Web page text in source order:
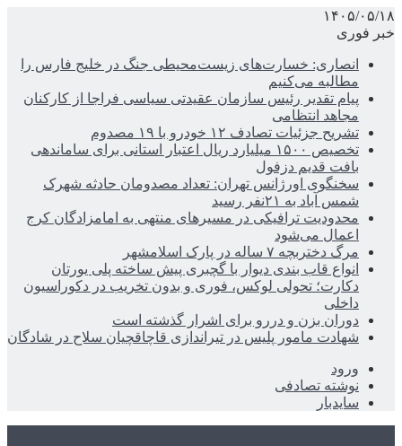
۱۴۰۵/۰۵/۱۸
خبر فوری
انصاری: خسارت‌های زیست‌محیطی جنگ در خلیج فارس را
مطالبه‌ می‌کنیم
پیام تقدیر رئیس سازمان عقیدتی سیاسی فراجا از کارکنان
مجاهد انتظامی
تشریح جزئیات تصادف ۱۲ خودرو با ۱۹ مصدوم
تخصیص ۱۵۰۰ میلیارد ریال اعتبار استانی برای ساماندهی
بافت قدیم دزفول
سخنگوی اورژانس تهران: تعداد مصدومان حادثه شهرک
شمس آباد به ۲۱نفر رسید
محدودیت ترافیکی در مسیرهای منتهی به امامزادگان کرج
اعمال می‌شود
مرگ دختربچه ۷ ساله در پارک اسلامشهر
انواع قاب بندی دیوار با گچبری پیش ساخته پلی یورتان
دکارت؛ تحولی لوکس، فوری و بدون تخریب در دکوراسیون
داخلی
دوران بزن و دررو برای اشرار گذشته است
شهادت مامور پلیس در تیراندازی قاچاقچیان سلاح در شادگان
ورود
نوشته تصادفی
سایدبار